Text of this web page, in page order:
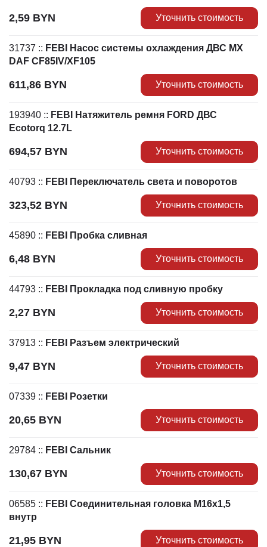
2,59 BYN Уточнить стоимость
31737 :: FEBI Насос системы охлаждения ДВС MX
DAF СF85IV/XF105
611,86 BYN Уточнить стоимость
193940 :: FEBI Натяжитель ремня FORD ДВС
Ecotorq 12.7L
694,57 BYN Уточнить стоимость
40793 :: FEBI Переключатель света и поворотов
323,52 BYN Уточнить стоимость
45890 :: FEBI Пробка сливная
6,48 BYN Уточнить стоимость
44793 :: FEBI Прокладка под сливную пробку
2,27 BYN Уточнить стоимость
37913 :: FEBI Разъем электрический
9,47 BYN Уточнить стоимость
07339 :: FEBI Розетки
20,65 BYN Уточнить стоимость
29784 :: FEBI Сальник
130,67 BYN Уточнить стоимость
06585 :: FEBI Соединительная головка М16x1,5
внутр
21,95 BYN Уточнить стоимость